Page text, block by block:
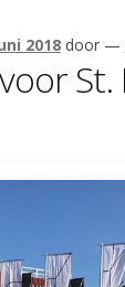
2018 door —
St.